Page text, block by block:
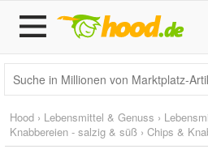
Hood › Lebensmittel & Genuss ›
Knabbereien - salzig & süß › Chips &